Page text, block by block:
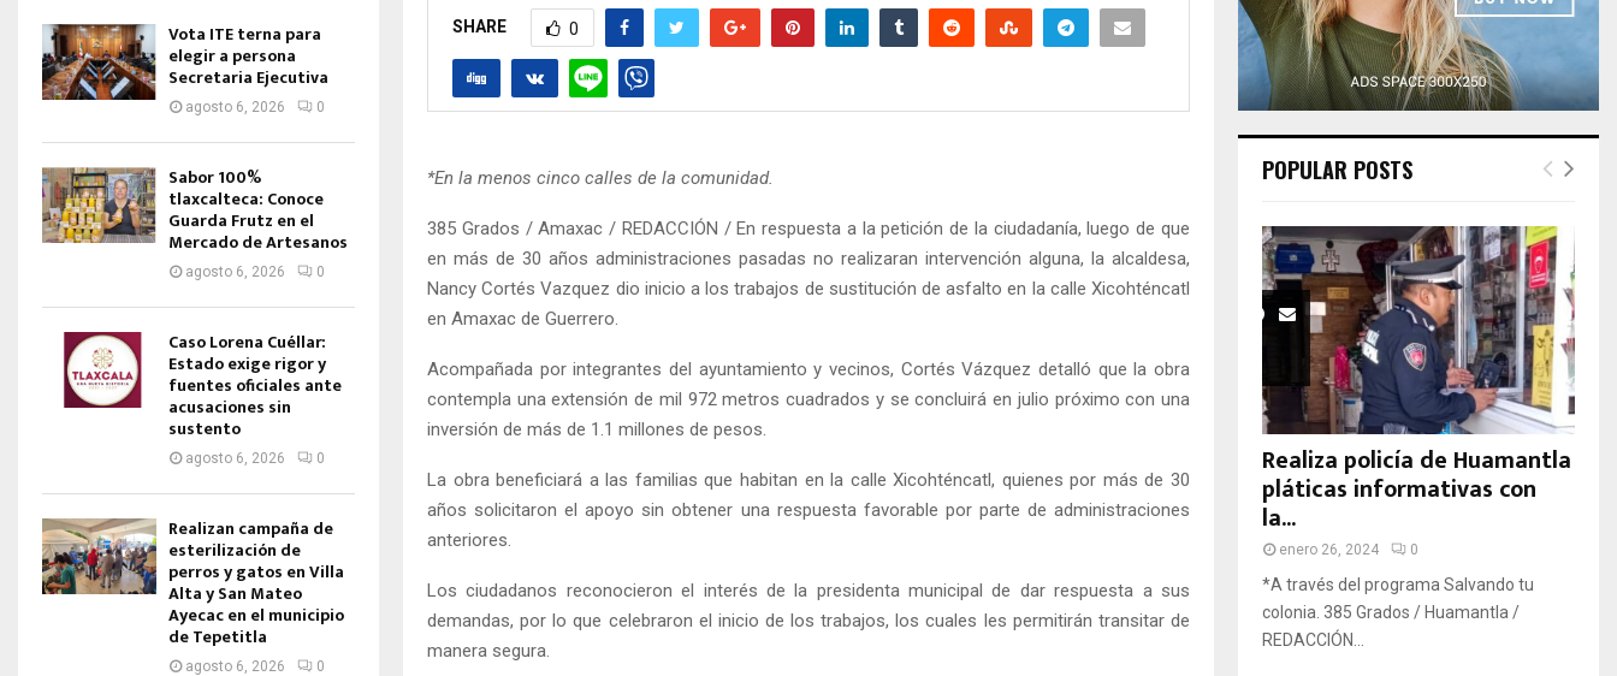
SHARE 0
*En la menos cinco calles de la comunidad.
385 Grados / Amaxac / REDACCIÓN / En respuesta a la petición de la ciudadanía, luego de que
en más de 30 años administraciones pasadas no realizaran intervención alguna, la alcaldesa,
Nancy Cortés Vazquez dio inicio a los trabajos de sustitución de asfalto en la calle Xicohténcatl
en Amaxac de Guerrero.
Acompañada por integrantes del ayuntamiento y vecinos, Cortés Vázquez detalló que la obra
contempla una extensión de mil 972 metros cuadrados y se concluirá en julio próximo con una
inversión de más de 1.1 millones de pesos.
La obra beneficiará a las familias que habitan en la calle Xicohténcatl, quienes por más de 30
años solicitaron el apoyo sin obtener una respuesta favorable por parte de administraciones
anteriores.
Los ciudadanos reconocieron el interés de la presidenta municipal de dar respuesta a sus
demandas, por lo que celebraron el inicio de los trabajos, los cuales les permitirán transitar de
manera segura.
Vota ITE terna para
elegir a persona
Secretaria Ejecutiva
agosto 6, 2026 0
Sabor 100%
tlaxcalteca: Conoce
Guarda Frutz en el
Mercado de Artesanos
agosto 6, 2026 0
Caso Lorena Cuéllar:
Estado exige rigor y
fuentes oficiales ante
acusaciones sin
sustento
agosto 6, 2026 0
Realizan campaña de
esterilización de
perros y gatos en Villa
Alta y San Mateo
Ayecac en el municipio
de Tepetitla
agosto 6, 2026 0
POPULAR POSTS
Realiza policía de Huamantla
pláticas informativas con
la...
enero 26, 2024 0
*A través del programa Salvando tu
colonia. 385 Grados / Huamantla /
REDACCIÓN...